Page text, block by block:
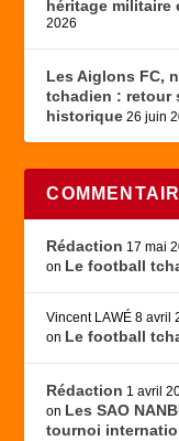
héritage militaire
2026
Les Aiglons FC,
tchadien : retour
historique 26 juin
Rédaction 17 mai
on Le football
Vincent LAWÉ 8 avril
on Le football
Rédaction 1 avril
on Les SAO
tournoi